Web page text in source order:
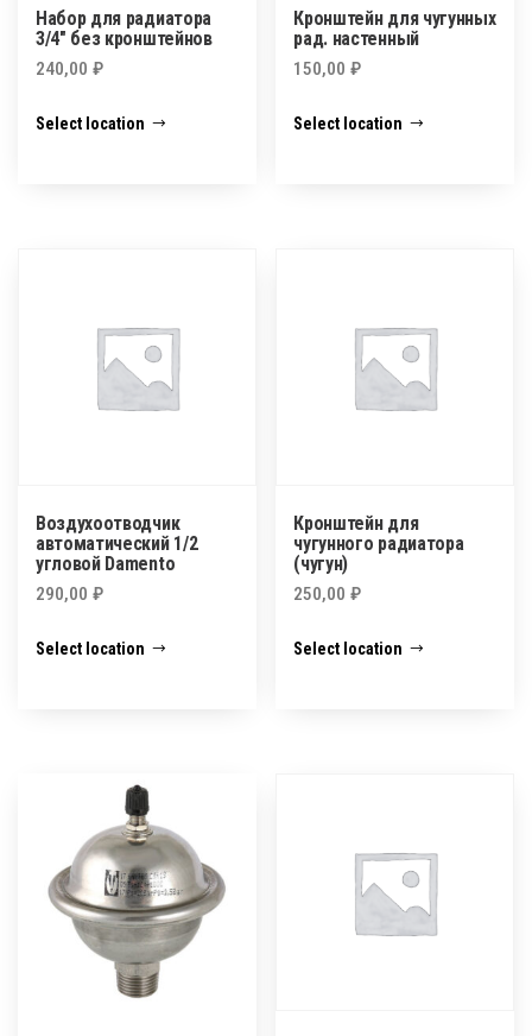
Набор для радиатора
3/4″ без кронштейнов
240,00 ₽
Select location
Кронштейн для чугунных
рад. настенный
150,00₽
Select location
Воздухоотводчик
автоматический 1/2
угловой Damento
290,00 ₽
Select location
Кронштейн для
чугунного радиатора
(чугун)
250,00₽
Select location